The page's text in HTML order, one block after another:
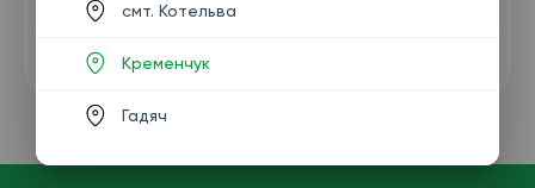
смт. Котельва
Кременчук
Гадяч